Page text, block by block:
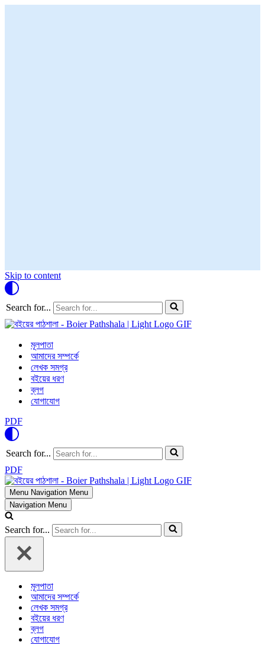
Skip to content
Search for...
মূলপাতা
আমাদের সম্পর্কে
লেখক সমগ্র
বইয়ের ধরণ
ব্লগ
যোগাযোগ
PDF
Search for...
PDF
Menu Navigation Menu
Navigation Menu
Search for...
মূলপাতা
আমাদের সম্পর্কে
লেখক সমগ্র
বইয়ের ধরণ
ব্লগ
যোগাযোগ